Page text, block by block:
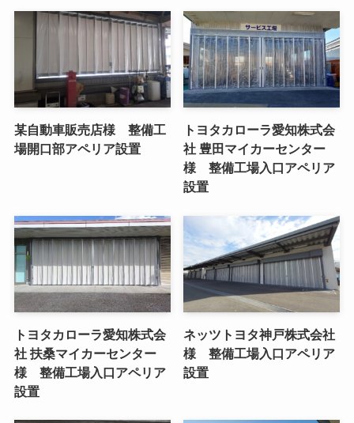
某自動車販売店様 整備工
場開口部アペリア設置
トヨタカローラ愛知株式会
社 豊田マイカーセンター
様 整備工場入口アペリア
設置
トヨタカローラ愛知株式会
社 扶桑マイカーセンター
様 整備工場入口アペリア
設置
ネッツトヨタ神戸株式会社
様 整備工場入口アペリア
設置